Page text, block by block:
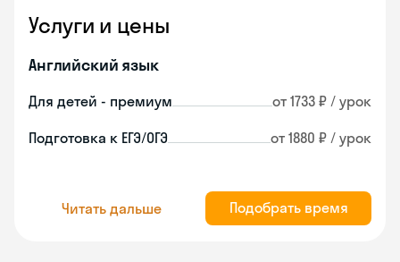
Услуги и цены
Английский язык
Для детей - премиум от 1733 ₽ / урок
Подготовка к ЕГЭ/ОГЭ от 1880 ₽ / урок
Читать дальше Подобрать время